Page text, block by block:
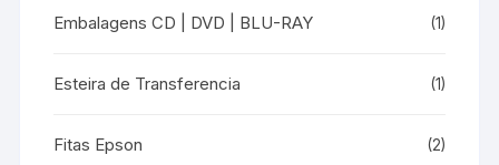
Embalagens CD | DVD | BLU-RAY (1)
Esteira de Transferencia (1)
Fitas Epson (2)